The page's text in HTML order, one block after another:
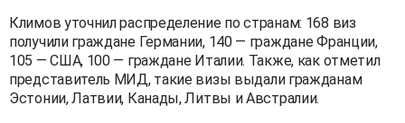
Климов уточнил распределение по странам: 168 виз
получили граждане Германии, 140 — граждане Франции,
105 — США, 100 — граждане Италии. Также, как отметил
представитель МИД, такие визы выдали гражданам
Эстонии, Латвии, Канады, Литвы и Австралии.